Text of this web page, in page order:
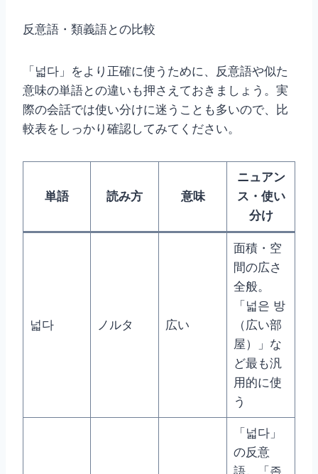
反意語・類義語との比較
「넓다」をより正確に使うために、反意語や似た
意味の単語との違いも押さえておきましょう。実
際の会話では使い分けに迷うことも多いので、比
較表をしっかり確認してみてください。
単語 読み方 意味
ニュアン
ス・使い
分け
넓다 ノルタ 広い
面積・空
間の広さ
全般。
「넓은 방
（広い部
屋）」な
ど最も汎
用的に使
う
「넓다」
の反意
語。「좁